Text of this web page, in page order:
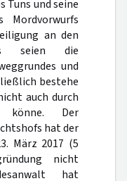
Tuns und seine
an den
seien die
und
bestehe
auch durch
könne. Der
hat der
März 2017 (5
nicht
hat